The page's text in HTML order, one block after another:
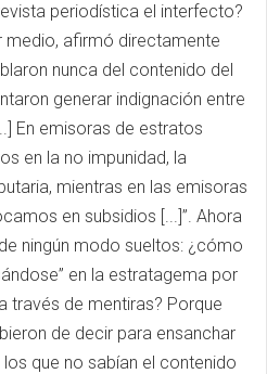
periodística el interfecto?
medio, afirmó directamente
nunca del contenido del
generar indignación entre
En emisoras de estratos
en la no impunidad, la
mientras en las emisoras
en subsidios [...]”. Ahora
ningún modo sueltos: ¿cómo
en la estratagema por
través de mentiras? Porque
de decir para ensanchar
que no sabían el contenido